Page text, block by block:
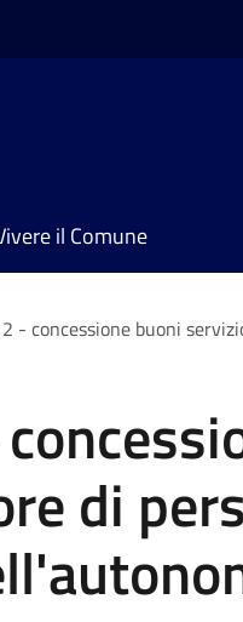
il Comune
- concessione buoni
di